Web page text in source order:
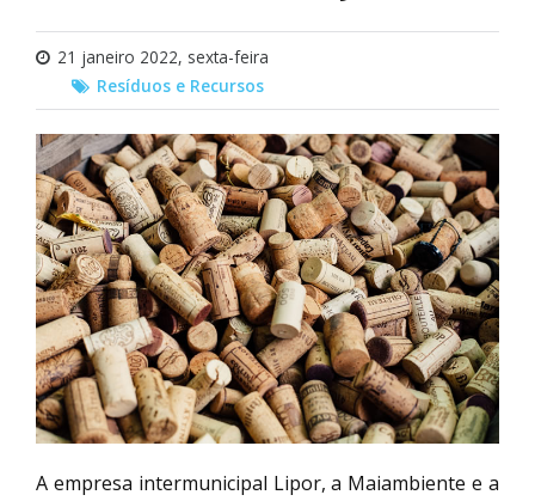
21 janeiro 2022, sexta-feira
Resíduos e Recursos
A empresa intermunicipal Lipor, a Maiambiente e a